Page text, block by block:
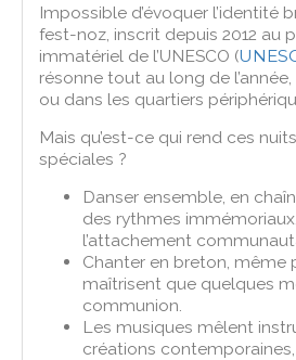
Impossible d’évoquer l’identité
fest-noz, inscrit depuis 2012 au
immatériel de l’UNESCO (
résonne tout au long de
ou dans les quartiers
Mais qu’est-ce qui rend ces
spéciales ?
Danser ensemble, en
des rythmes
l’attachement
Chanter en breton, même
maîtrisent que quelques
communion.
Les musiques mêlent
créations